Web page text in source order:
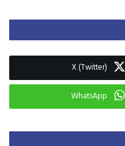
X (Twitter)
WhatsApp